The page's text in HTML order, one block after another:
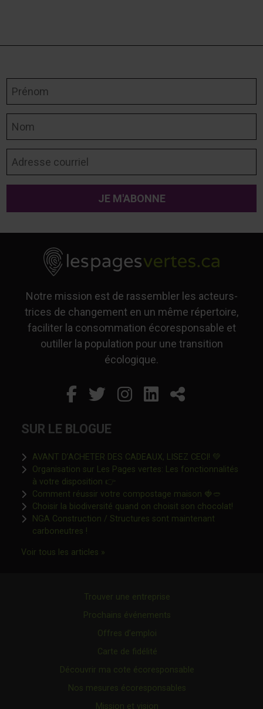
Notre mission est de rassembler les acteurs-
trices de changement en un même répertoire,
faciliter la consommation écoresponsable et
outiller la population pour une transition
écologique.
Facebook
Ce lien s'ouvrira dans
Twitter
Ce lien s'ouvrira
Instagram
Ce lien s'ouvrira
LinkedIn
Ce lien
Partager
SUR LE BLOGUE
AVANT D’ACHETER DES CADEAUX, LISEZ CECI! 💚
Organisation sur Les Pages vertes: Les fonctionnalités
à votre disposition 👉Ce lien s'ouvrira dans une nouvelle
Comment réussir votre compostage maison 🍓🥙
Choisir la biodiversité quand on choisit son chocolat!Ce lien
NGA Construction / Structures sont maintenant
carboneutres !Ce lien s'ouvrira dans une nouvelle fenêtre"
Voir tous les articles »Ce lien s'ouvrira dans une nouvelle
Trouver une entreprise
Prochains événements
Offres d’emploi
Carte de fidélité
Découvrir ma cote écoresponsable
Nos mesures écoresponsables
Mission et vision